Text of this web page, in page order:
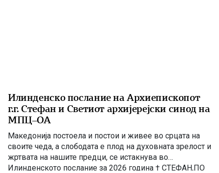
Илинденско послание на Архиепископот
г.г. Стефан и Светиот архијерејски синод на
МПЦ–ОА
Македонија постоела и постои и живее во срцата на
своите чеда, а слободата е плод на духовната зрелост и
жртвата на нашите предци, се истакнува во
Илинденското послание за 2026 година † СТЕФАН,ПО